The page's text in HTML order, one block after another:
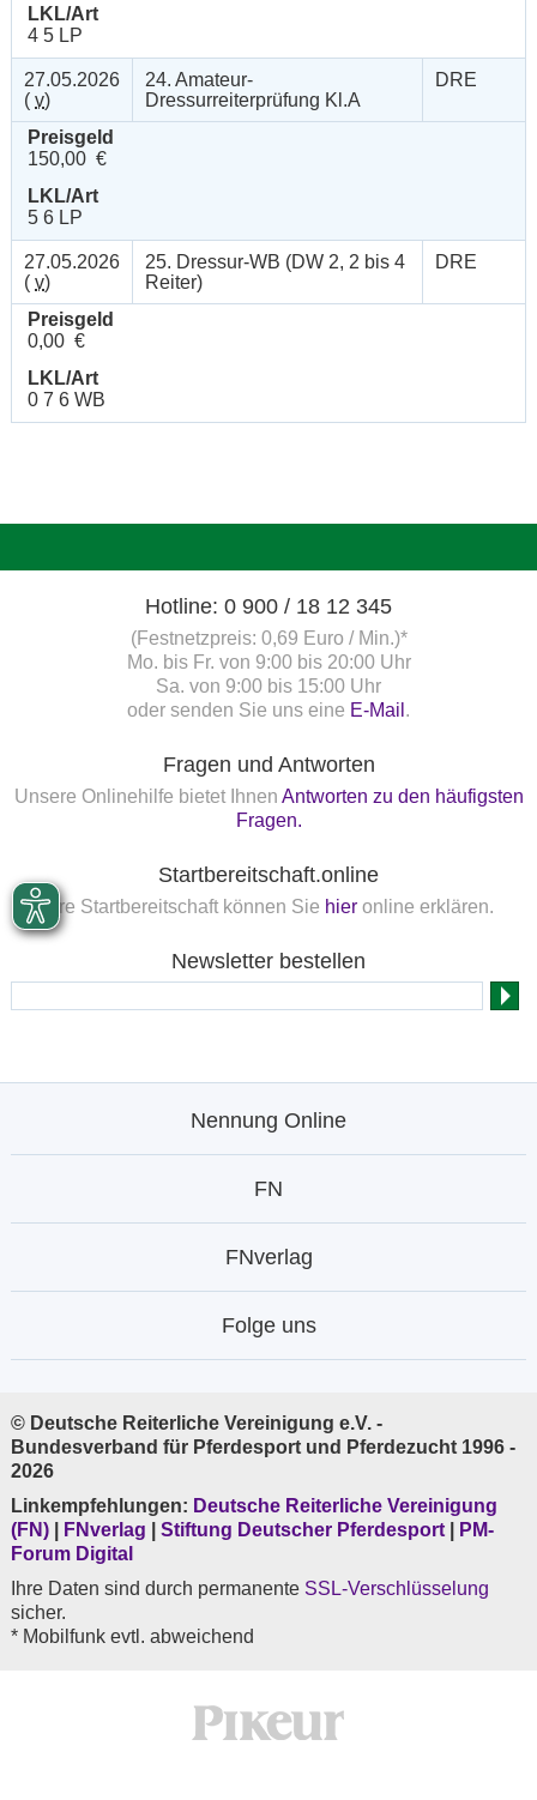
LKL/Art
4 5 LP
27.05.2026
( v)
24. Amateur-
Dressurreiterprüfung Kl.A
DRE
Preisgeld
150,00 €
LKL/Art
5 6 LP
27.05.2026
( v)
25. Dressur-WB (DW 2, 2 bis 4
Reiter)
DRE
Preisgeld
0,00 €
LKL/Art
0 7 6 WB
Hotline: 0 900 / 18 12 345
(Festnetzpreis: 0,69 Euro / Min.)*
Mo. bis Fr. von 9:00 bis 20:00 Uhr
Sa. von 9:00 bis 15:00 Uhr
oder senden Sie uns eine E-Mail .
Fragen und Antworten
Unsere Onlinehilfe bietet Ihnen Antworten zu den häufigsten
Fragen.
Startbereitschaft.online
Ihre Startbereitschaft können Sie hier online erklären.
Newsletter bestellen
Nennung Online
FN
FNverlag
Folge uns
© Deutsche Reiterliche Vereinigung e.V. -
Bundesverband für Pferdesport und Pferdezucht 1996 -
2026
Linkempfehlungen: Deutsche Reiterliche Vereinigung
(FN)
FNverlag Stiftung Deutscher Pferdesport
PM-
Forum Digital
Ihre Daten sind durch permanente SSL-Verschlüsselung
sicher.
* Mobilfunk evtl. abweichend